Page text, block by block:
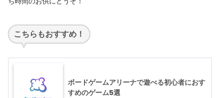
こちらもおすすめ！
ボードゲームアリーナで遊べる初心者におす
すめのゲーム5選